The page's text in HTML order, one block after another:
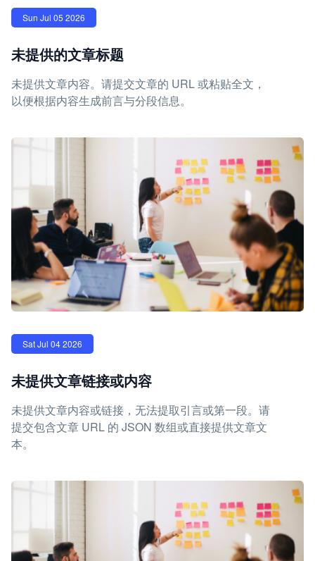
Sun Jul 05 2026
未提供的文章标题
未提供文章内容。请提交文章的 URL 或粘贴全文，
以便根据内容生成前言与分段信息。
Sat Jul 04 2026
未提供文章链接或内容
未提供文章内容或链接，无法提取引言或第一段。请
提交包含文章 URL 的 JSON 数组或直接提供文章文
本。